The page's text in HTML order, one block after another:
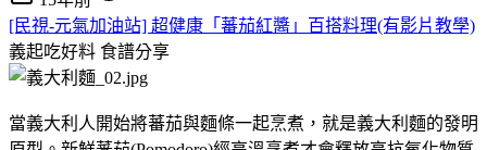
[民視-元氣加油站] 超健康「蕃茄紅醬」百搭料理(有影片教學)
義起吃好料 食譜分享
當義大利人開始將蕃茄與麵條一起烹煮，就是義大利麵的發明